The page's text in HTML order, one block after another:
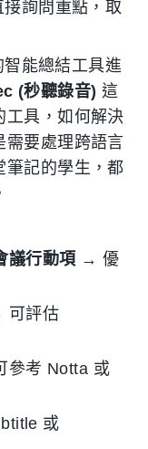
接詢問重點，取
能總結工具進
(秒聽錄音) 這
工具，如何解決
需要處理跨語言
筆記的學生，都
議行動項 → 優
評估
考 Notta 或
或